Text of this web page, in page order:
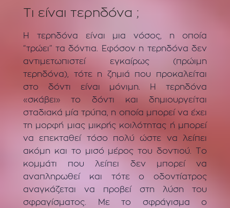
Τι είναι τερηδόνα ;
Η τερηδόνα είναι μια νόσος, η οποία
“τρώει” τα δόντια. Εφόσον η τερηδόνα δεν
αντιμετωπιστεί εγκαίρως (πρώιμη
τερηδόνα), τότε η ζημιά που προκαλείται
στο δόντι είναι μόνιμη. Η τερηδόνα
«σκάβει» το δόντι και δημιουργείται
σταδιακά μία τρύπα, η οποία μπορεί να έχει
τη μορφή μιας μικρής κοιλότητας ή μπορεί
να επεκταθεί τόσο πολύ ώστε να λείπει
ακόμη και το μισό μέρος του δοντιού. Το
κομμάτι που λείπει δεν μπορεί να
αναπληρωθεί και τότε ο οδοντίατρος
αναγκάζεται να προβεί στη λύση του
σφραγίσματος. Με το σφράγισμα ο